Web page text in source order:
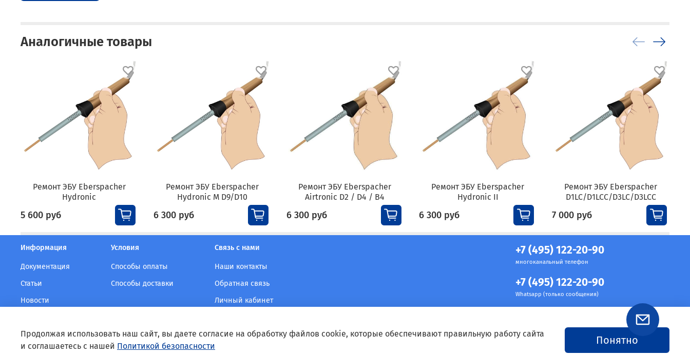
Аналогичные товары
Ремонт ЭБУ Eberspacher
Hydronic
5 600 руб
Ремонт ЭБУ Eberspacher
Hydronic M D9/D10
6 300 руб
Ремонт ЭБУ Eberspacher
Airtronic D2 / D4 / B4
6 300 руб
Ремонт ЭБУ Eberspacher
Hydronic II
6 300 руб
Ремонт ЭБУ Eberspacher
D1LC/D1LCC/D3LC/D3LCC
7 000 руб
Информация
Документация
Статьи
Новости
Условия
Способы оплаты
Способы доставки
Связь с нами
Наши контакты
Обратная связь
Личный кабинет
+7 (495) 122-20-90
многоканальный телефон
+7 (495) 122-20-90
Whatsapp (только сообщения)
EBERSPACHER-RUSSIA.RU
Продолжая использовать наш сайт, вы даете согласие на обработку файлов cookie, которые обеспечивают правильную работу сайта
и соглашаетесь с нашей Политикой безопасности Понятно